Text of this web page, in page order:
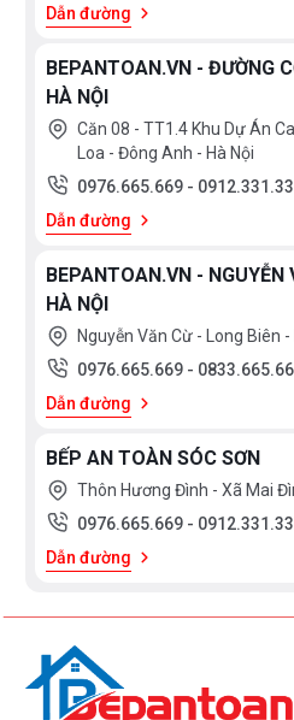
Dẫn đường
BEPANTOAN.VN - ĐƯỜNG
HÀ NỘI
Căn 08 - TT1.4 Khu Dự Án
Loa - Đông Anh - Hà Nội
0976.665.669 -
Dẫn đường
BEPANTOAN.VN - NGUYỄN
HÀ NỘI
Nguyễn Văn Cừ - Long Biên -
0976.665.669 -
Dẫn đường
BẾP AN TOÀN SÓC SƠN
Thôn Hương Đình - Xã Mai
0976.665.669 -
Dẫn đường